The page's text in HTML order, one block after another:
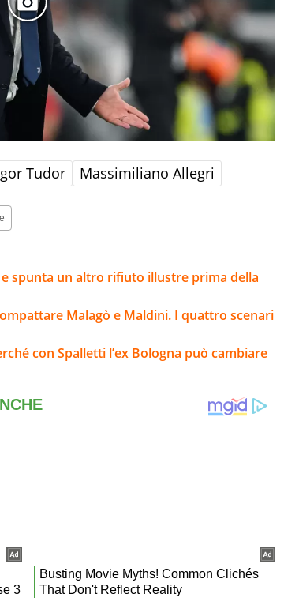
Tudor Massimiliano Allegri
spunta un altro rifiuto illustre prima della
Malagò e Maldini. I quattro scenari
con Spalletti l’ex Bologna può cambiare